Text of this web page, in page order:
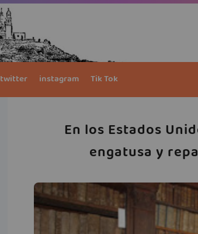
twitter instagram Tik Tok
En los Estados
engatusa y